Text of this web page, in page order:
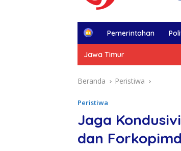
H
e
Pemerintahan
Jawa Timur
Beranda Peristiwa
Peristiwa
Jaga
dan